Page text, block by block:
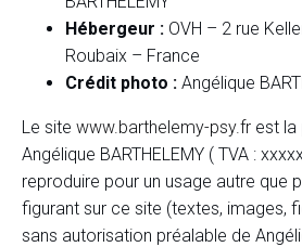
Hébergeur : OVH – 2 rue
Roubaix – France
Crédit photo : Angélique
Le site www.barthelemy-psy.fr est la
Angélique BARTHELEMY ( TVA :
reproduire pour un usage autre que
figurant sur ce site (textes, images,
sans autorisation préalable de